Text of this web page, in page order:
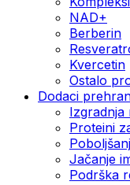
NAD+
Berberin
Kvercetin
Ostalo
Dodaci
Izgradnja
Proteini
Jačanje
Podrška